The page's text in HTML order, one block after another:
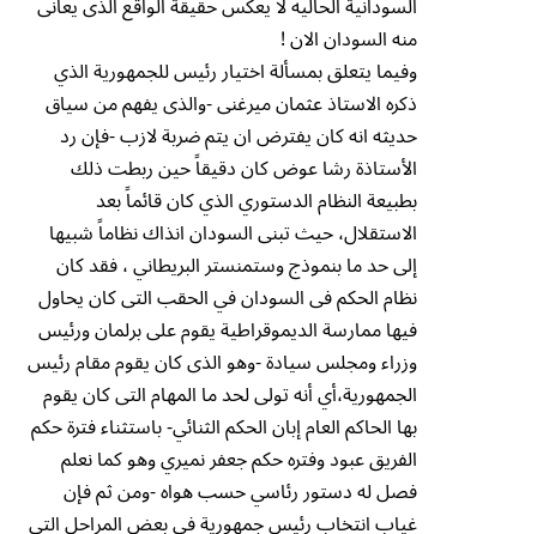
منه السودان الان !
وفيما يتعلق بمسألة اختيار رئيس للجمهورية الذي
ذكره الاستاذ عثمان ميرغنى -والذى يفهم من سياق
حديثه انه كان يفترض ان يتم ضربة لازب -فإن رد
الأستاذة رشا عوض كان دقيقاً حين ربطت ذلك
بطبيعة النظام الدستوري الذي كان قائماً بعد
الاستقلال، حيث تبنى السودان انذاك نظاماً شبيها
إلى حد ما بنموذج وستمنستر البريطاني ، فقد كان
نظام الحكم فى السودان في الحقب التى كان يحاول
فيها ممارسة الديموقراطية يقوم على برلمان ورئيس
وزراء ومجلس سيادة -وهو الذى كان يقوم مقام رئيس
الجمهورية،أي أنه تولى لحد ما المهام التى كان يقوم
بها الحاكم العام إبان الحكم الثنائي- باستثناء فترة حكم
الفريق عبود وفتره حكم جعفر نميري وهو كما نعلم
فصل له دستور رئاسي حسب هواه -ومن ثم فإن
غياب انتخاب رئيس جمهورية فى بعض المراحل التي